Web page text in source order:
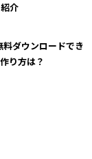
介
ダウンロードでき
り方は？